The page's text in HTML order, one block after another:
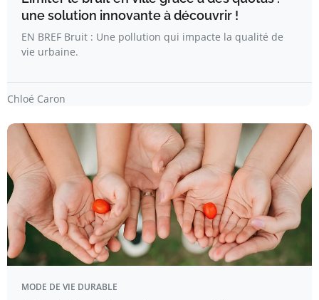
une solution innovante à découvrir !
EN BREF Bruit : Une pollution qui impacte la qualité de
vie urbaine.
Chloé Caron
MODE DE VIE DURABLE